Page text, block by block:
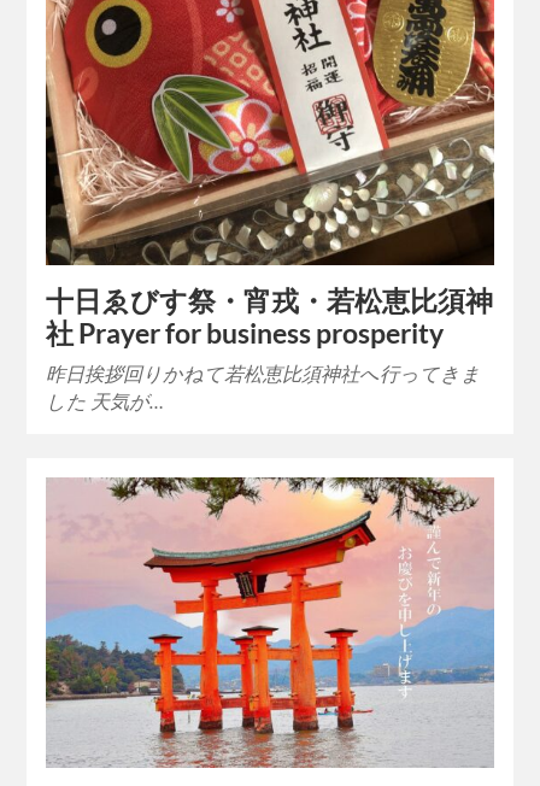
十日ゑびす祭・宵戎・若松恵比須神
社 Prayer for business prosperity
昨日挨拶回りかねて若松恵比須神社へ行ってきま
した 天気が…